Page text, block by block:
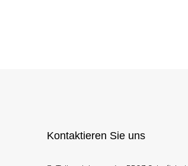
Kontaktieren Sie uns